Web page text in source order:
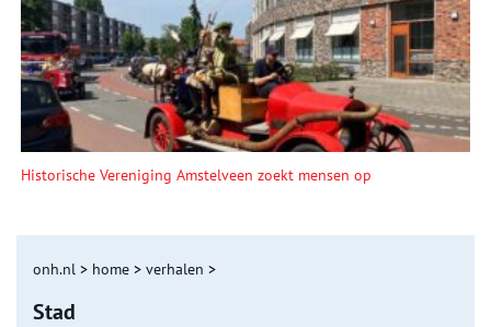
Historische Vereniging Amstelveen zoekt mensen op
onh.nl > home > verhalen >
Stad